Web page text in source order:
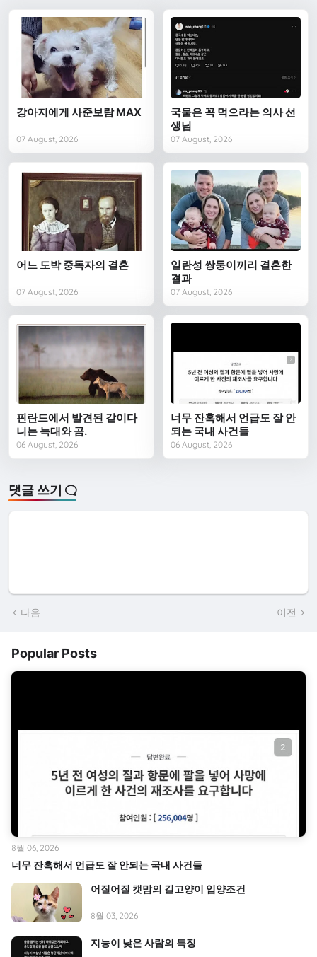
강아지에게 사준보람 MAX
07 August, 2026
국물은 꼭 먹으라는 의사 선
생님
07 August, 2026
어느 도박 중독자의 결혼
07 August, 2026
일란성 쌍둥이끼리 결혼한
결과
07 August, 2026
핀란드에서 발견된 같이다
니는 늑대와 곰.
06 August, 2026
너무 잔혹해서 언급도 잘 안
되는 국내 사건들
06 August, 2026
댓글 쓰기
다음 이전
Popular Posts
너무 잔혹해서 언급도 잘 안되는 국내 사건들
8월 06, 2026
어질어질 캣맘의 길고양이 입양조건
8월 03, 2026
지능이 낮은 사람의 특징